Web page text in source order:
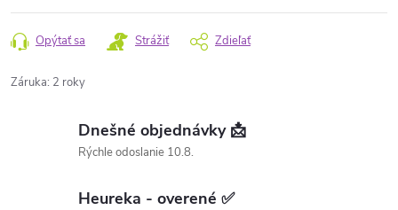
Opýtať sa Strážiť Zdieľať
Záruka: 2 roky
Dnešné objednávky 📩
Rýchle odoslanie 10.8.
Heureka - overené ✅